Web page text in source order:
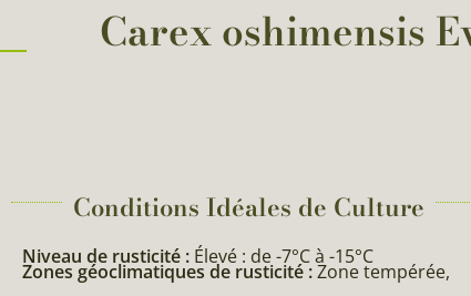
Carex oshimensis
Conditions Idéales de Culture
Niveau de rusticité : Élevé : de -7°C à -15°C
Zones géoclimatiques de rusticité :Zone tempérée,